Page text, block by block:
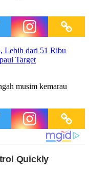
Lebih dari 51 Ribu
Target
musim kemarau